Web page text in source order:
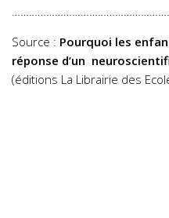
Source : Pourquoi les
réponse d’un
(éditions La Librairie des